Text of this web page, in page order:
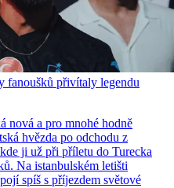
fanoušků přivítaly legendu
nová a pro mnohé hodně
hvězda po odchodu z
ji už při příletu do Turecka
Na istanbulském letišti
spíš s příjezdem světové